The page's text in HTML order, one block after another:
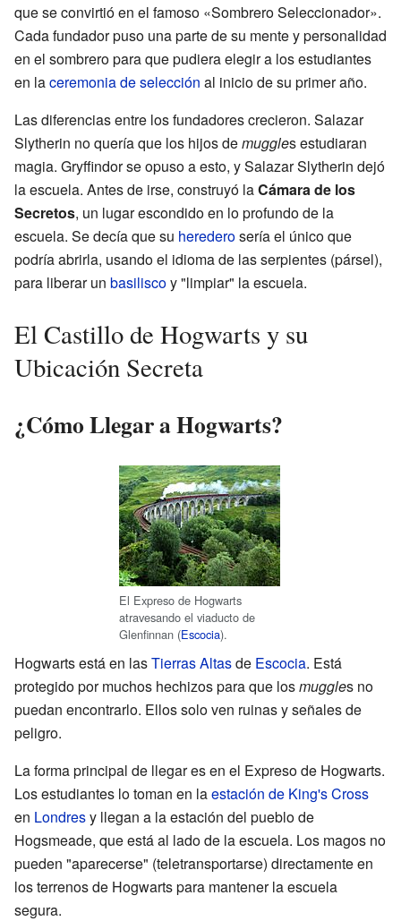
que se convirtió en el famoso «Sombrero Seleccionador».
Cada fundador puso una parte de su mente y personalidad
en el sombrero para que pudiera elegir a los estudiantes
en laceremonia de selección al inicio de su primer año.
Las diferencias entre los fundadores crecieron. Salazar
Slytherin no quería que los hijos demuggles estudiaran
magia. Gryffindor se opuso a esto, y Salazar Slytherin dejó
la escuela. Antes de irse, construyó laCámara de los
Secretos, un lugar escondido en lo profundo de la
escuela. Se decía que su herederosería el único que
podría abrirla, usando el idioma de las serpientes (pársel),
para liberar un basiliscoy "limpiar" la escuela.
El Castillo de Hogwarts y su
Ubicación Secreta
¿Cómo Llegar a Hogwarts?
El Expreso de Hogwarts
atravesando el viaducto de
Glenfinnan (Escocia).
Hogwarts está en lasTierras Altasde Escocia. Está
protegido por muchos hechizos para que losmuggles no
puedan encontrarlo. Ellos solo ven ruinas y señales de
peligro.
La forma principal de llegar es en el Expreso de Hogwarts.
Los estudiantes lo toman en laestación de King's Cross
en Londresy llegan a la estación del pueblo de
Hogsmeade, que está al lado de la escuela. Los magos no
pueden "aparecerse" (teletransportarse) directamente en
los terrenos de Hogwarts para mantener la escuela
segura.